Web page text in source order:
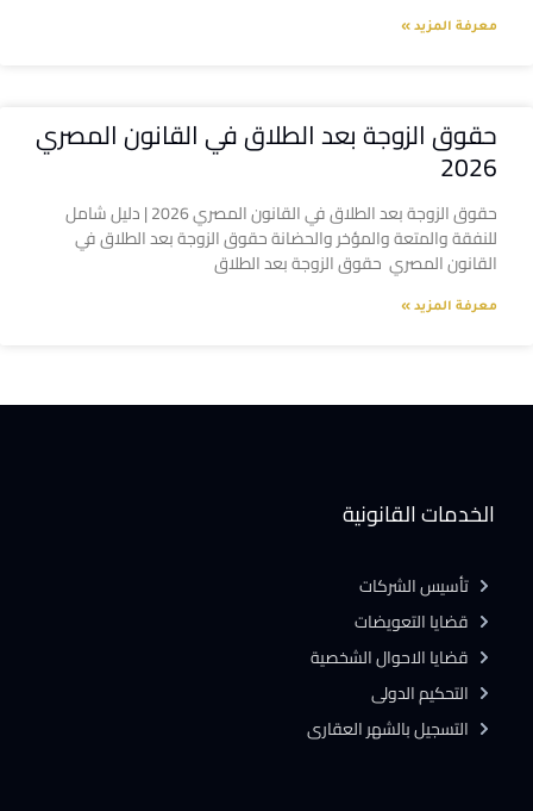
معرفة المزيد »
حقوق الزوجة بعد الطلاق في القانون المصري
2026
حقوق الزوجة بعد الطلاق في القانون المصري 2026 | دليل شامل
للنفقة والمتعة والمؤخر والحضانة حقوق الزوجة بعد الطلاق في
القانون المصري حقوق الزوجة بعد الطلاق
معرفة المزيد »
الخدمات القانونية
تأسيس الشركات
قضايا التعويضات
قضايا الاحوال الشخصية
التحكيم الدولى
التسجيل بالشهر العقارى